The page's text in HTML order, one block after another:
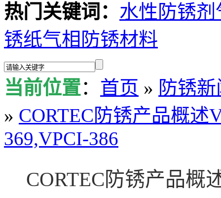
热门关键词： 水性防锈剂
锈纸气相防锈材料
当前位置： 首页 » 防锈
» CORTEC防锈产品概述
369,VPCI-386
CORTEC防锈产品概